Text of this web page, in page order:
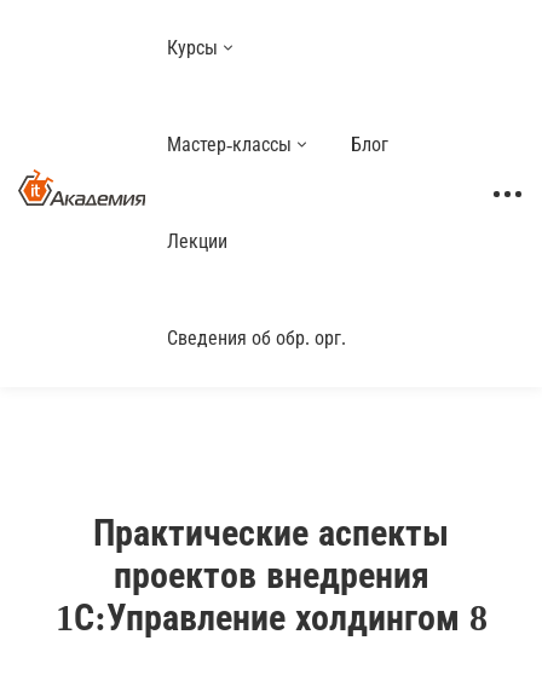
Курсы
Мастер-классы Блог
Лекции
Сведения об обр. орг.
Практические аспекты
проектов внедрения
1С:Управление холдингом 8